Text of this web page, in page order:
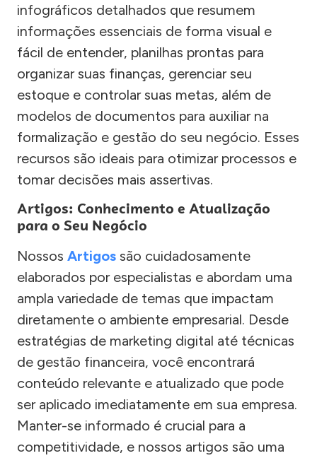
infográficos detalhados que resumem
informações essenciais de forma visual e
fácil de entender, planilhas prontas para
organizar suas finanças, gerenciar seu
estoque e controlar suas metas, além de
modelos de documentos para auxiliar na
formalização e gestão do seu negócio. Esses
recursos são ideais para otimizar processos e
tomar decisões mais assertivas.
Artigos: Conhecimento e Atualização
para o Seu Negócio
Nossos Artigos são cuidadosamente
elaborados por especialistas e abordam uma
ampla variedade de temas que impactam
diretamente o ambiente empresarial. Desde
estratégias de marketing digital até técnicas
de gestão financeira, você encontrará
conteúdo relevante e atualizado que pode
ser aplicado imediatamente em sua empresa.
Manter-se informado é crucial para a
competitividade, e nossos artigos são uma